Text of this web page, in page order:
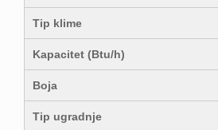
Tip klime
Kapacitet (Btu/h)
Boja
Tip ugradnje